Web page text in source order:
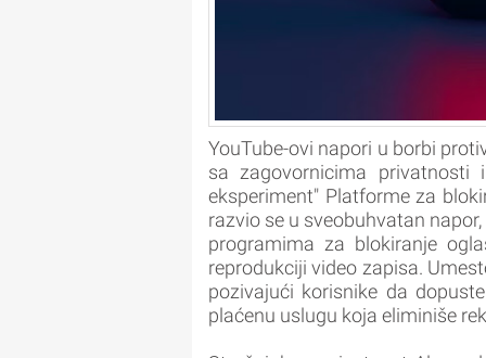
YouTube-ovi napori u borbi
sa zagovornicima privatnosti
eksperiment" Platforme za
razvio se u sveobuhvatan
programima za blokiranje
reprodukciji video zapisa.
pozivajući korisnike da
plaćenu uslugu koja eliminiše